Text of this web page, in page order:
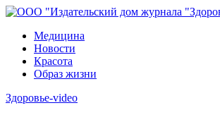
Медицина
Новости
Красота
Образ жизни
Здоровье-video